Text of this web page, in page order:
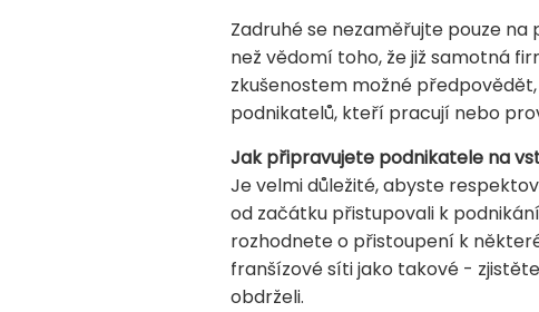
Zadruhé se nezaměřujte pouze
než vědomí toho, že již samotná
zkušenostem možné
podnikatelů, kteří pracují nebo
Jak připravujete podnikatele na
Je velmi důležité, abyste
od začátku přistupovali k
rozhodnete o přistoupení k
franšízové síti jako takové -
obdrželi.